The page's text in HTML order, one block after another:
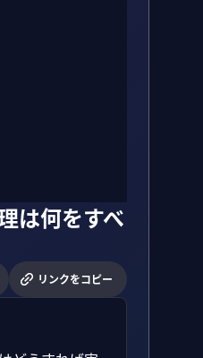
は何をすべ
リンクをコピー